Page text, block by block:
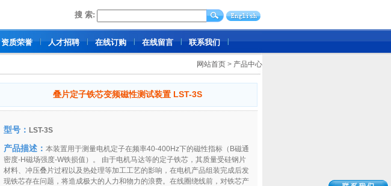
搜 索:
资质荣誉 人才招聘 在线订购 在线留言 联系我们
网站首页 > 产品中心
叠片定子铁芯变频磁性测试装置 LST-3S
型号： LST-3S
产品描述： 本装置用于测量电机定子在频率40-400Hz下的磁性指标（B磁通
密度-H磁场强度-W铁损值）。 由于电机马达等的定子铁芯，其质量受硅钢片
材料、冲压叠片过程以及热处理等加工工艺的影响，在电机产品组装完成后发
现铁芯存在问题，将造成极大的人力和物力的浪费。在线圈绕线前，对铁芯产